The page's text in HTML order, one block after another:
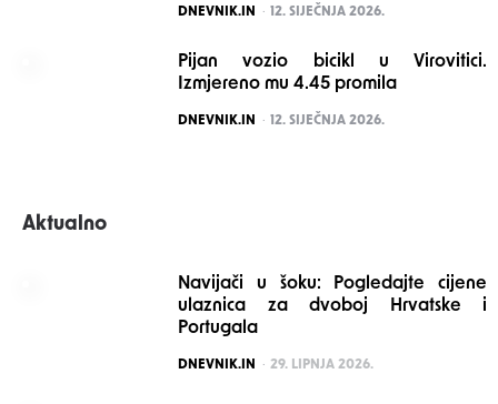
POSTED
DNEVNIK.IN 12. SIJEČNJA 2026.
Pijan vozio bicikl u Virovitici.
Izmjereno mu 4.45 promila
POSTED
DNEVNIK.IN 12. SIJEČNJA 2026.
Aktualno
Navijači u šoku: Pogledajte cijene
ulaznica za dvoboj Hrvatske i
Portugala
POSTED
DNEVNIK.IN 29. LIPNJA 2026.